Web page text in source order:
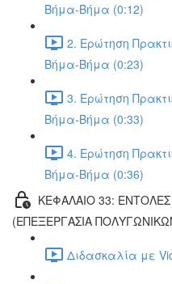
Βήμα-Βήμα (0:12)
2. Ερώτηση
Βήμα-Βήμα (0:23)
3. Ερώτηση
Βήμα-Βήμα (0:33)
4. Ερώτηση
Βήμα-Βήμα (0:36)
ΚΕΦΑΛΑΙΟ 33: ΕΝΤΟΛΕΣ
(ΕΠΕΞΕΡΓΑΣΙΑ
Διδασκαλία με